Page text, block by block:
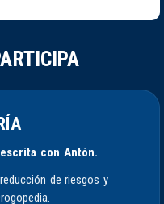
con Antón.
de riesgos y